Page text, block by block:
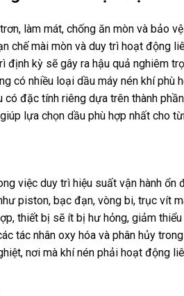
làm mát, chống ăn mòn và bảo
chế mài mòn và duy trì hoạt động
kỳ sẽ gây ra hậu quả nghiêm
có nhiều loại dầu máy nén khí phù
đặc tính riêng dựa trên thành
lựa chọn dầu phù hợp nhất cho
việc duy trì hiệu suất vận hành ổn
piston, bạc đạn, vòng bi, trục vít
thiết bị sẽ ít bị hư hỏng, giảm
tác nhân oxy hóa và phân hủy
nơi mà khí nén phải hoạt động